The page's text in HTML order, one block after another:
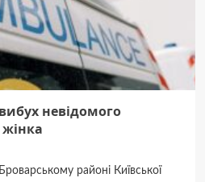
невідомого
районі Київської